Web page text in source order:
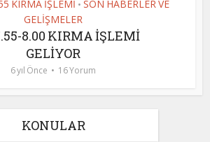
KIRMA İŞLEMİ • SON HABERLER VE
GELİŞMELER
8.00 KIRMA İŞLEMİ
GELİYOR
6 yıl Önce 16 Yorum
KONULAR